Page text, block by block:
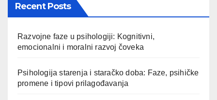
Recent Posts
Razvojne faze u psihologiji: Kognitivni,
emocionalni i moralni razvoj čoveka
Psihologija starenja i staračko doba: Faze, psihičke
promene i tipovi prilagođavanja